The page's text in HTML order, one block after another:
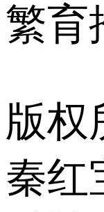
繁育
版权
秦红